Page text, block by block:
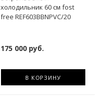
холодильник 60 см fost
free REF603BBNPVC/20
175 000руб.
В КОРЗИНУ